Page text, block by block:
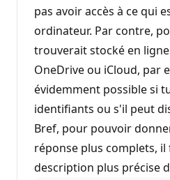
pas avoir accès à ce qui
ordinateur. Par contre,
trouverait stocké en
OneDrive ou iCloud, par
évidemment possible si
identifiants ou s'il peut
Bref, pour pouvoir
réponse plus complets,
description plus précise